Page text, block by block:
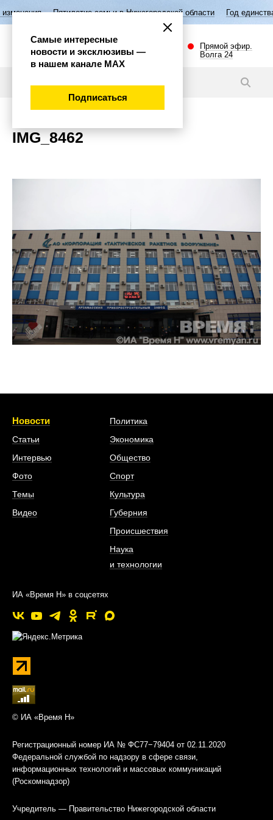
Пятилетие семьи в Нижегородской области Год
Прямой эфир.
Волга 24
IMG_8462
Новости
Статьи
Интервью
Фото
Темы
Видео
Политика
Экономика
Общество
Спорт
Культура
Губерния
Происшествия
Наука
и технологии
ИА «Время Н» в соцсетях
© ИА «Время Н»
Регистрационный номер ИА № ФС77−79404 от 02.11.2020
Федеральной службой по надзору в сфере связи,
информационных технологий и массовых коммуникаций
(Роскомнадзор)
Учредитель — Правительство Нижегородской области
Самые интересные
новости и эксклюзивы —
в нашем канале МАХ
Подписаться